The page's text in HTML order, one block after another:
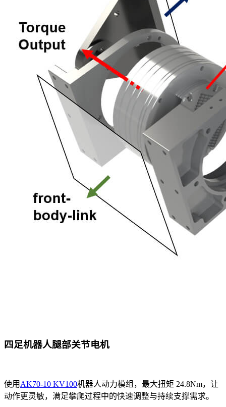
四足机器人腿部关节电机
使用 AK70-10 KV100机器人动力模组，最大扭矩 24.8Nm，让
动作更灵敏，满足攀爬过程中的快速调整与持续支撑需求。